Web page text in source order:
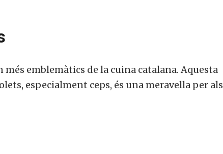
emblemàtics de la cuina catalana. Aquesta
especialment ceps, és una meravella per als